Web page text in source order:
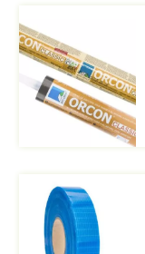
Afbeelding